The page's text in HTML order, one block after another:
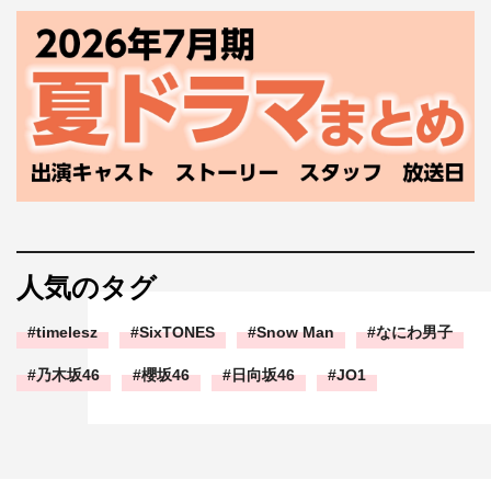
人気のタグ
timelesz SixTONES Snow Man なにわ男子
乃木坂46 櫻坂46 日向坂46 JO1